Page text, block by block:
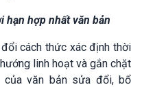
hạn hợp nhất văn bản
cách thức xác định thời
linh hoạt và gắn chặt
văn bản sửa đổi, bổ